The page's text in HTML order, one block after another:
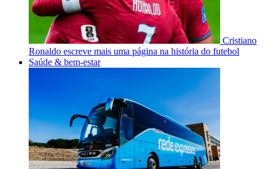
Cristiano
Ronaldo escreve mais uma página na história do futebol
Saúde & bem-estar